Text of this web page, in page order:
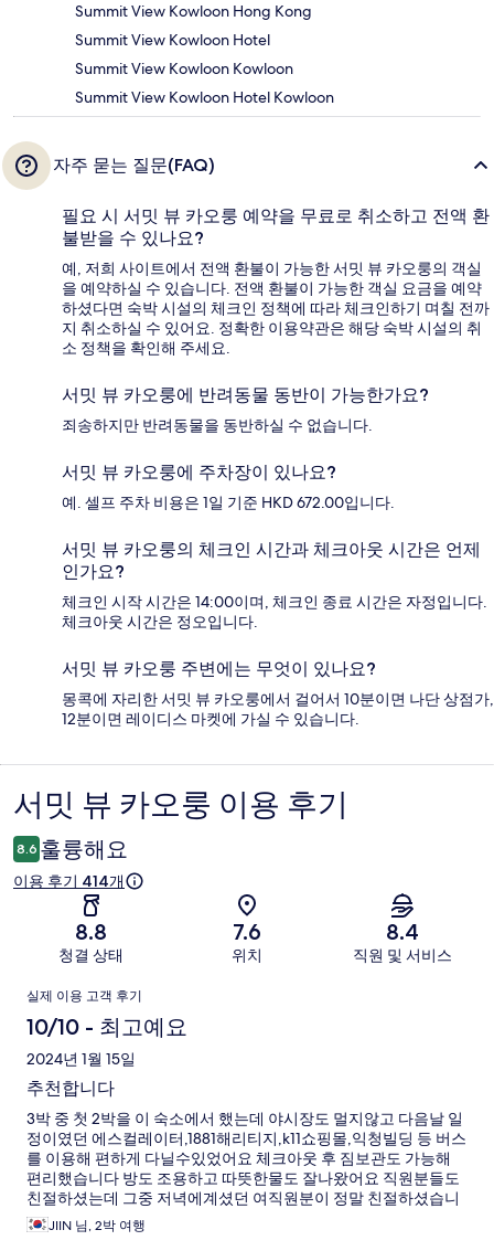
Summit View Kowloon Hong Kong
Summit View Kowloon Hotel
Summit View Kowloon Kowloon
Summit View Kowloon Hotel Kowloon
자주 묻는 질문(FAQ)
필요 시 서밋 뷰 카오룽 예약을 무료로 취소하고 전액 환
불받을 수 있나요?
예, 저희 사이트에서 전액 환불이 가능한 서밋 뷰 카오룽의 객실
을 예약하실 수 있습니다. 전액 환불이 가능한 객실 요금을 예약
하셨다면 숙박 시설의 체크인 정책에 따라 체크인하기 며칠 전까
지 취소하실 수 있어요. 정확한 이용약관은 해당 숙박 시설의 취
소 정책을 확인해 주세요.
서밋 뷰 카오룽에 반려동물 동반이 가능한가요?
죄송하지만 반려동물을 동반하실 수 없습니다.
서밋 뷰 카오룽에 주차장이 있나요?
예. 셀프 주차 비용은 1일 기준 HKD 672.00입니다.
서밋 뷰 카오룽의 체크인 시간과 체크아웃 시간은 언제
인가요?
체크인 시작 시간은 14:00이며, 체크인 종료 시간은 자정입니다.
체크아웃 시간은 정오입니다.
서밋 뷰 카오룽 주변에는 무엇이 있나요?
몽콕에 자리한 서밋 뷰 카오룽에서 걸어서 10분이면 나단 상점가,
12분이면 레이디스 마켓에 가실 수 있습니다.
이
용
후
서밋 뷰 카오룽 이용 후기
8.6 훌륭해요
이용 후기 414개
8.8
청결 상태
7.6
위치
8.4
직원 및 서비스
이
용
후
기
실제 이용 고객 후기
10/10 - 최고예요
2024년 1월 15일
추천합니다
3박 중 첫 2박을 이 숙소에서 했는데 야시장도 멀지않고 다음날 일
정이였던 에스컬레이터,1881해리티지,k11쇼핑몰,익청빌딩 등 버스
를 이용해 편하게 다닐수있었어요 체크아웃 후 짐보관도 가능해
편리했습니다 방도 조용하고 따뜻한물도 잘나왔어요 직원분들도
친절하셨는데 그중 저녁에계셨던 여직원분이 정말 친절하셨습니
다 :) 홍콩에 또 온다면 가성비로도 편의성에서도 재방문의사있어
요 !
JIIN 님, 2박 여행